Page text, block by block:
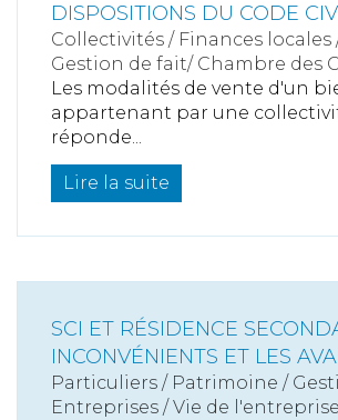
DISPOSITIONS DU CODE
Collectivités / Finances locales
Gestion de fait/ Chambre des
Les modalités de vente d'un
appartenant par une
réponde...
Lire la suite
SCI ET RÉSIDENCE
INCONVÉNIENTS ET LES
Particuliers / Patrimoine /
Entreprises /Vie de l'entreprise